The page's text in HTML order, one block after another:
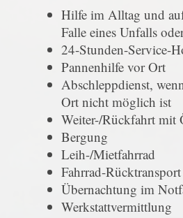
Hilfe im Alltag und
Falle eines Unfalls
24-Stunden-Service-
Pannenhilfe vor Ort
Abschleppdienst,
Ort nicht möglich ist
Weiter-/Rückfahrt mit
Bergung
Leih-/Mietfahrrad
Fahrrad-Rücktransport
Übernachtung im
Werkstattvermittlung